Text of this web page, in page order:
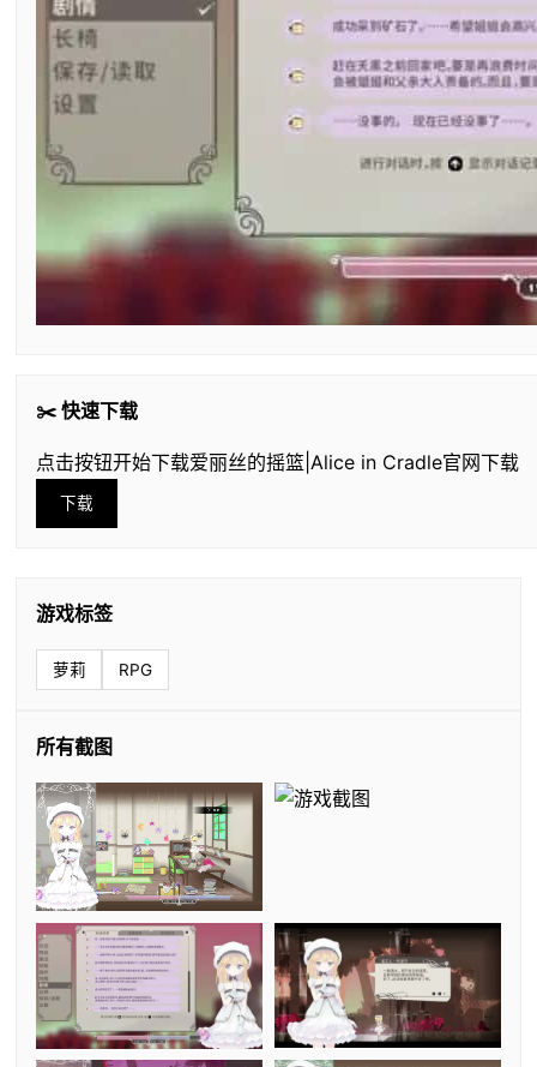
✂️ 快速下载
点击按钮开始下载爱丽丝的摇篮|Alice in Cradle官网下载
下载
游戏标签
萝莉 RPG
所有截图